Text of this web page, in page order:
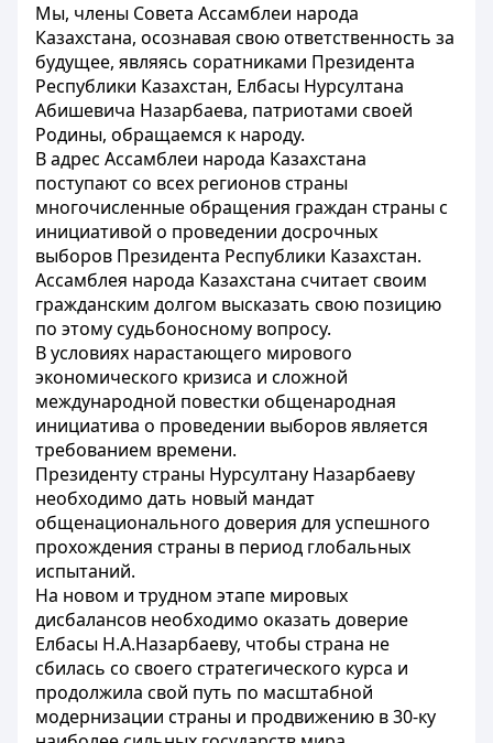
Мы, члены Совета Ассамблеи народа
Казахстана, осознавая свою ответственность за
будущее, являясь соратниками Президента
Республики Казахстан, Елбасы Нурсултана
Абишевича Назарбаева, патриотами своей
Родины, обращаемся к народу.
В адрес Ассамблеи народа Казахстана
поступают со всех регионов страны
многочисленные обращения граждан страны с
инициативой о проведении досрочных
выборов Президента Республики Казахстан.
Ассамблея народа Казахстана считает своим
гражданским долгом высказать свою позицию
по этому судьбоносному вопросу.
В условиях нарастающего мирового
экономического кризиса и сложной
международной повестки общенародная
инициатива о проведении выборов является
требованием времени.
Президенту страны Нурсултану Назарбаеву
необходимо дать новый мандат
общенационального доверия для успешного
прохождения страны в период глобальных
испытаний.
На новом и трудном этапе мировых
дисбалансов необходимо оказать доверие
Елбасы Н.А.Назарбаеву, чтобы страна не
сбилась со своего стратегического курса и
продолжила свой путь по масштабной
модернизации страны и продвижению в 30-ку